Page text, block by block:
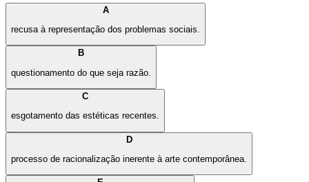
A
recusa à representação dos problemas sociais.
B
questionamento do que seja razão.
C
esgotamento das estéticas recentes.
D
processo de racionalização inerente à arte contemporânea.